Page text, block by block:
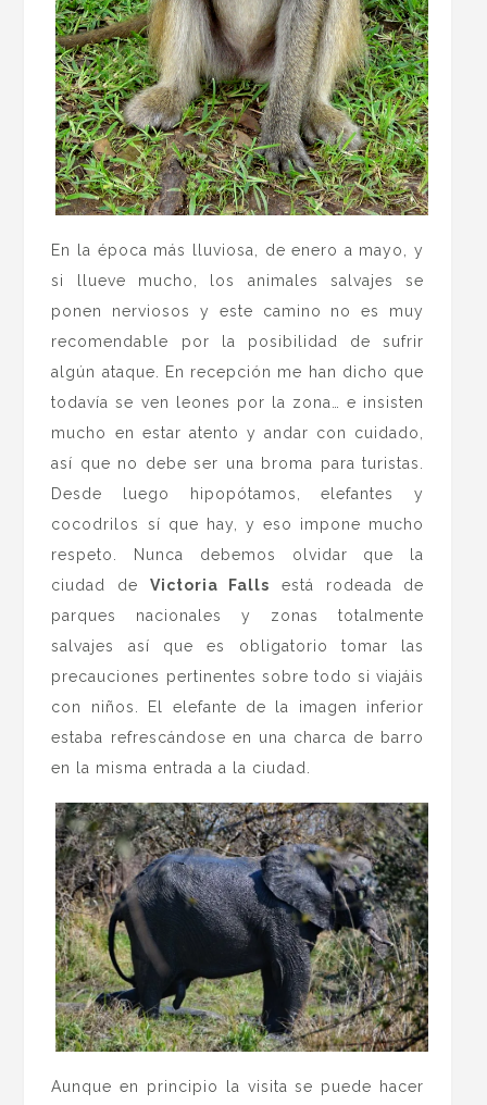
En la época más lluviosa, de enero a mayo, y
si llueve mucho, los animales salvajes se
ponen nerviosos y este camino no es muy
recomendable por la posibilidad de sufrir
algún ataque. En recepción me han dicho que
todavía se ven leones por la zona… e insisten
mucho en estar atento y andar con cuidado,
así que no debe ser una broma para turistas.
Desde luego hipopótamos, elefantes y
cocodrilos sí que hay, y eso impone mucho
respeto. Nunca debemos olvidar que la
ciudad de Victoria Falls está rodeada de
parques nacionales y zonas totalmente
salvajes así que es obligatorio tomar las
precauciones pertinentes sobre todo si viajáis
con niños. El elefante de la imagen inferior
estaba refrescándose en una charca de barro
en la misma entrada a la ciudad.
Aunque en principio la visita se puede hacer